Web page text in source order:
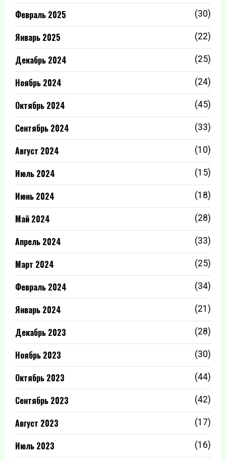
Февраль 2025 (30)
Январь 2025 (22)
Декабрь 2024 (25)
Ноябрь 2024 (24)
Октябрь 2024 (45)
Сентябрь 2024 (33)
Август 2024 (10)
Июль 2024 (15)
Июнь 2024 (18)
Май 2024 (28)
Апрель 2024 (33)
Март 2024 (25)
Февраль 2024 (34)
Январь 2024 (21)
Декабрь 2023 (28)
Ноябрь 2023 (30)
Октябрь 2023 (44)
Сентябрь 2023 (42)
Август 2023 (17)
Июль 2023 (16)